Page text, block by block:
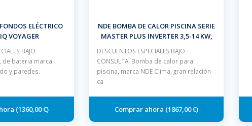
ELÉCTRICO
VOYAGER
BAJO
de bateria marca
y paredes.
1360,00 €
NDE BOMBA DE CALOR PISCINA SERIE
MASTER PLUS INVERTER 3,5-14 KW,
DESCUENTOS ESPECIALES BAJO
CONSULTA. Bomba de calor para
piscina, marca NDE Clima, gran relación
ca
1867,00 €